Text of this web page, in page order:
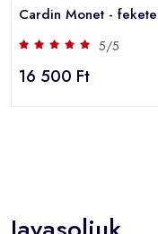
Cardin Monet - fekete
5/5
16 500 Ft